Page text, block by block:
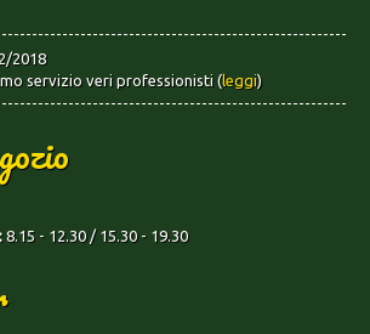
2018
servizio veri professionisti (leggi)
8.15 - 12.30 / 15.30 - 19.30